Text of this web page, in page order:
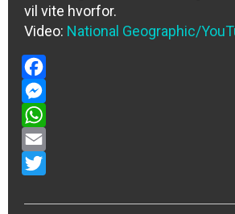
vil vite hvorfor.
Video: National Geographic/
Facebook
Messenger
WhatsApp
Email